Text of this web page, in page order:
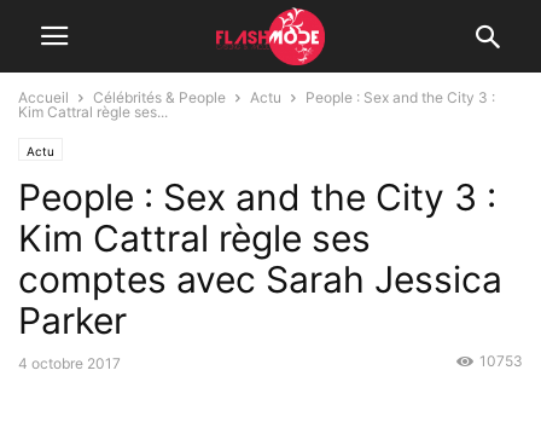
Accueil Célébrités & People Actu
People : Sex and the City 3 :
Kim Cattral règle ses...
Actu
People : Sex and the City 3 :
Kim Cattral règle ses
comptes avec Sarah Jessica
Parker
4 octobre 2017 10753